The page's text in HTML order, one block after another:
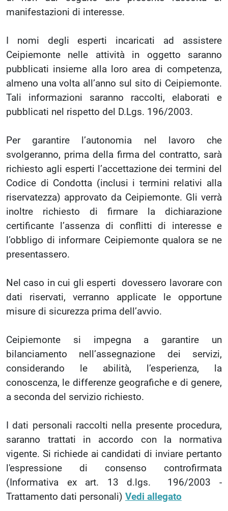
manifestazioni di interesse.
I nomi degli esperti incaricati ad assistere
Ceipiemonte nelle attività in oggetto saranno
pubblicati insieme alla loro area di competenza,
almeno una volta all’anno sul sito di Ceipiemonte.
Tali informazioni saranno raccolti, elaborati e
pubblicati nel rispetto del D.Lgs. 196/2003.
Per garantire l’autonomia nel lavoro che
svolgeranno, prima della firma del contratto, sarà
richiesto agli esperti l’accettazione dei termini del
Codice di Condotta (inclusi i termini relativi alla
riservatezza) approvato da Ceipiemonte. Gli verrà
inoltre richiesto di firmare la dichiarazione
certificante l’assenza di conflitti di interesse e
l’obbligo di informare Ceipiemonte qualora se ne
presentassero.
Nel caso in cui gli esperti dovessero lavorare con
dati riservati, verranno applicate le opportune
misure di sicurezza prima dell’avvio.
Ceipiemonte si impegna a garantire un
bilanciamento nell’assegnazione dei servizi,
considerando le abilità, l’esperienza, la
conoscenza, le differenze geografiche e di genere,
a seconda del servizio richiesto.
I dati personali raccolti nella presente procedura,
saranno trattati in accordo con la normativa
vigente. Si richiede ai candidati di inviare pertanto
l'espressione di consenso controfirmata
(Informativa ex art. 13 d.lgs. 196/2003 -
Trattamento dati personali) Vedi allegato